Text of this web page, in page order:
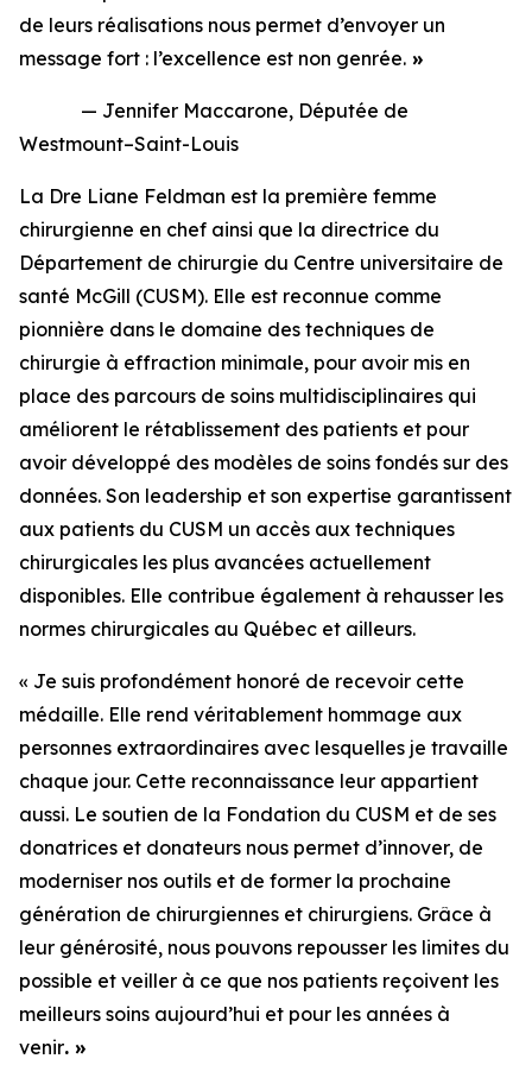
de leurs réalisations nous permet d’envoyer un
message fort : l’excellence est non genrée. »
— Jennifer Maccarone, Députée de
Westmount–Saint-Louis
La Dre Liane Feldman est la première femme
chirurgienne en chef ainsi que la directrice du
Département de chirurgie du Centre universitaire de
santé McGill (CUSM). Elle est reconnue comme
pionnière dans le domaine des techniques de
chirurgie à effraction minimale, pour avoir mis en
place des parcours de soins multidisciplinaires qui
améliorent le rétablissement des patients et pour
avoir développé des modèles de soins fondés sur des
données. Son leadership et son expertise garantissent
aux patients du CUSM un accès aux techniques
chirurgicales les plus avancées actuellement
disponibles. Elle contribue également à rehausser les
normes chirurgicales au Québec et ailleurs.
« Je suis profondément honoré de recevoir cette
médaille. Elle rend véritablement hommage aux
personnes extraordinaires avec lesquelles je travaille
chaque jour. Cette reconnaissance leur appartient
aussi. Le soutien de la Fondation du CUSM et de ses
donatrices et donateurs nous permet d’innover, de
moderniser nos outils et de former la prochaine
génération de chirurgiennes et chirurgiens. Grâce à
leur générosité, nous pouvons repousser les limites du
possible et veiller à ce que nos patients reçoivent les
meilleurs soins aujourd’hui et pour les années à
venir. »